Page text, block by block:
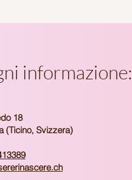
18
(Ticino, Svizzera)
informazione: